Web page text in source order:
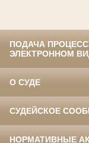
ПОДАЧА
ЭЛЕКТРОННОМ
О СУДЕ
СУДЕЙСКОЕ
НОРМАТИВНЫЕ